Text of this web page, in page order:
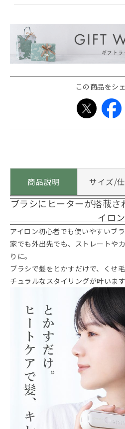
この商品をシ
商品説明 サイズ/
ブラシにヒーターが搭載
イロン
アイロン初心者でも使いやすいブラ
家でも外出先でも、ストレートや
りに。
ブラシで髪をとかすだけで、くせ
チュラルなスタイリングが叶います